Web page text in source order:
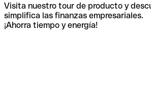
Visita nuestro tour de producto y
simplifica las finanzas empresariales.
¡Ahorra tiempo y energía!